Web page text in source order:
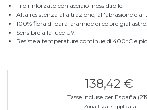
Filo rinforzato con acciaio inossidabile.
Alta resistenza alla trazione, all'abrasione e al
100% fibra di para-aramide di colore giallastro.
Sensibile alla luce UV.
Resiste a temperature continue di 400ºC e
138,42 €
Tasse incluse per España
Zona fiscale applicata